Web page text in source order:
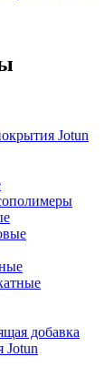
Jotun
добавка